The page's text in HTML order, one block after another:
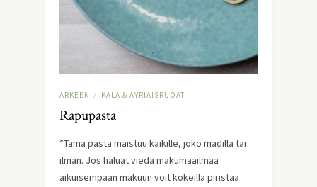
ARKEEN / KALA & ÄYRIÄISRUOAT
Rapupasta
”Tämä pasta maistuu kaikille, joko mädillä tai
ilman. Jos haluat viedä makumaailmaa
aikuisempaan makuun voit kokeilla piristää